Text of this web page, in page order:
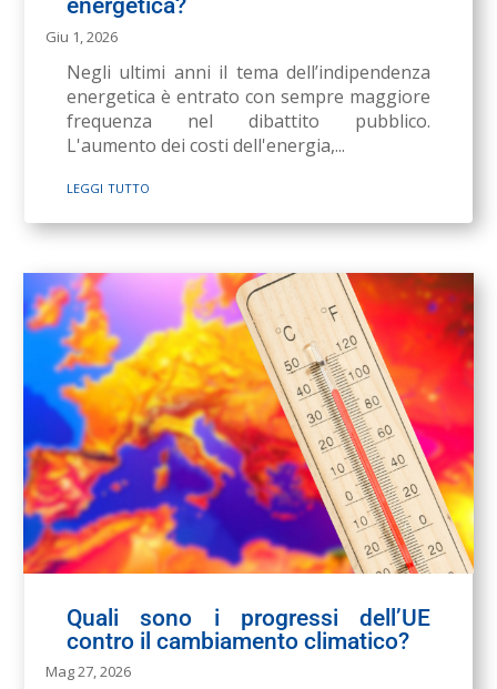
energetica?
Giu 1, 2026
Negli ultimi anni il tema dell’indipendenza
energetica è entrato con sempre maggiore
frequenza nel dibattito pubblico.
L'aumento dei costi dell'energia,...
leggi tutto
Quali sono i progressi dell’UE
contro il cambiamento climatico?
Mag 27, 2026